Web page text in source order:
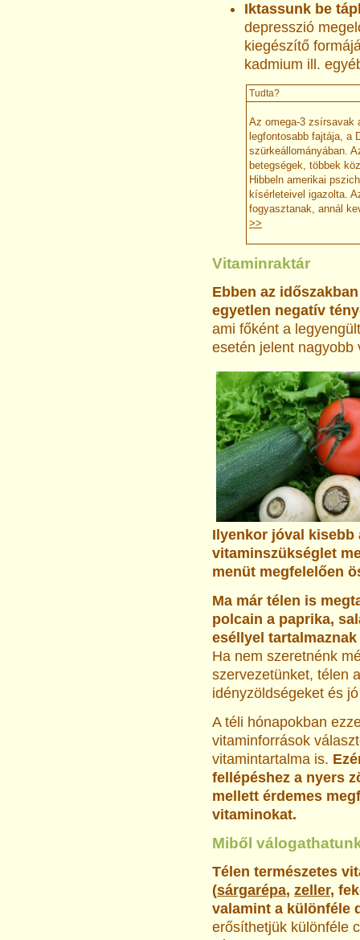
Iktassunk be
depresszió
kiegészítő
kadmium ill.
Tudta?
Az omega-3 zsírsavak
legfontosabb fajtája, a
szürkeállományában.
betegségek, többek
Hibbeln amerikai
kísérleteivel igazolta.
fogyasztanak, annál
>>
Vitaminraktár
Ebben az
egyetlen negatív
ami főként a
esetén jelent nagyobb
Ilyenkor jóval kisebb
vitaminszükséglet
menüt megfelelően
Ma már télen is
polcain a paprika,
eséllyel
Ha nem szeretnénk
szervezetünket, télen
idényzöldségeket és
A téli hónapokban
vitaminforrások
vitamintartalma is.
fellépéshez a nyers
mellett érdemes
vitaminokat.
Miből
Télen természetes
(sárgarépa, zeller,
valamint a különféle
erősíthetjük különféle